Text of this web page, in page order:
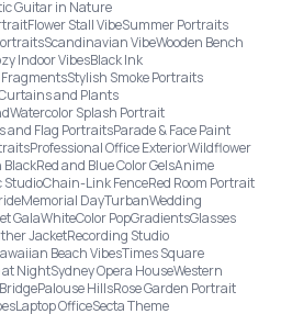
Guitar in Nature
Flower Stall VibeSummer Portraits
Scandinavian VibeWooden Bench
Indoor VibesBlack Ink
Stylish Smoke Portraits
and Plants
Watercolor Splash Portrait
and Flag PortraitsParade & Face Paint
Professional Office ExteriorWildflower
BlackRed and Blue Color GelsAnime
StudioChain-Link FenceRed Room Portrait
Memorial DayTurbanWedding
GalaWhiteColor PopGradientsGlasses
JacketRecording Studio
Beach VibesTimes Square
at NightSydney Opera HouseWestern
Palouse HillsRose Garden Portrait
Laptop OfficeSecta Theme